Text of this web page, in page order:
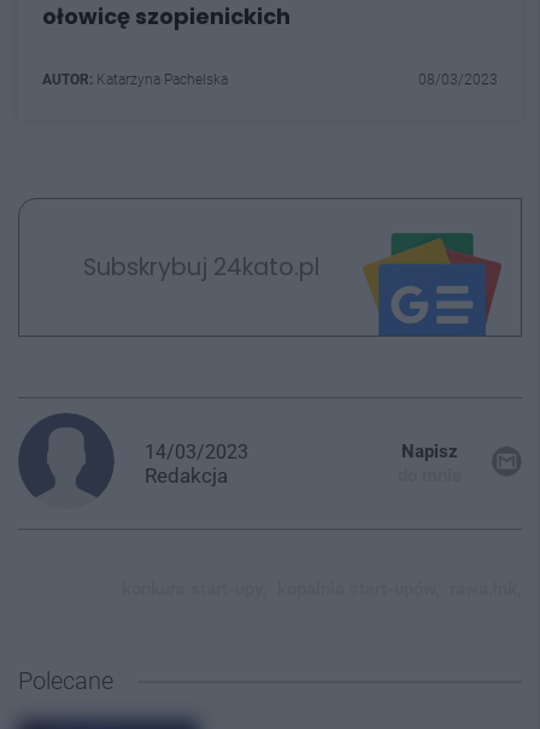
ołowicę szopienickich
AUTOR: Katarzyna Pachelska 08/03/2023
Subskrybuj 24kato.pl
14/03/2023
Redakcja
Napisz
Polecane